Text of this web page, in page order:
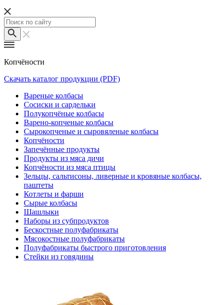
Копчёности
Скачать каталог продукции (PDF)
Вареные колбасы
Сосиски и сардельки
Полукопчёные колбасы
Варено-копченые колбасы
Сырокопченые и сыровяленые колбасы
Копчёности
Запечённые продукты
Продукты из мяса дичи
Копчёности из мяса птицы
Зельцы, сальтисоны, ливерные и кровяные колбасы,
паштеты
Котлеты и фарши
Сырые колбасы
Шашлыки
Наборы из субпродуктов
Бескостные полуфабрикаты
Мясокостные полуфабрикаты
Полуфабрикаты быстрого приготовления
Стейки из говядины